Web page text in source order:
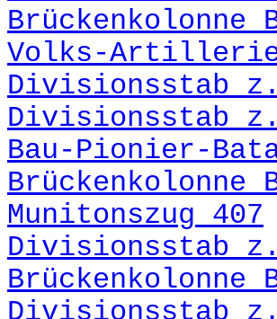
Brückenkolonne
Volks-
Divisionsstab
Divisionsstab
Bau-Pionier-
Brückenkolonne
Munitonszug 407
Divisionsstab
Brückenkolonne